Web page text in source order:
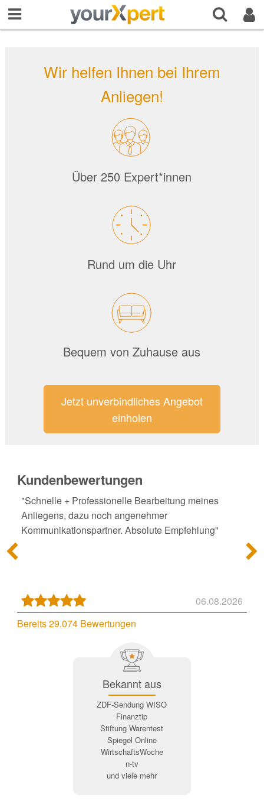
Wir helfen Ihnen bei Ihrem
Anliegen!
Über 250 Expert*innen
Rund um die Uhr
Bequem von Zuhause aus
Jetzt unverbindliches Angebot
einholen
Kundenbewertungen
"Schnelle + Professionelle Bearbeitung meines
Anliegens, dazu noch angenehmer
Kommunikationspartner. Absolute Empfehlung"
06.08.2026
Bereits 29.074 Bewertungen
Bekannt aus
ZDF-Sendung WISO
Finanztip
Stiftung Warentest
Spiegel Online
WirtschaftsWoche
n-tv
und viele mehr